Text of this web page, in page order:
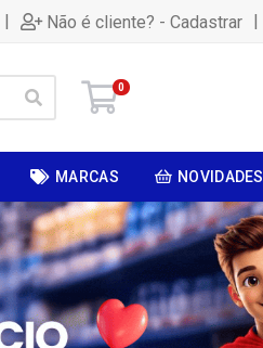
| Não é cliente? - Cadastrar |
0
MARCAS NOVIDADES